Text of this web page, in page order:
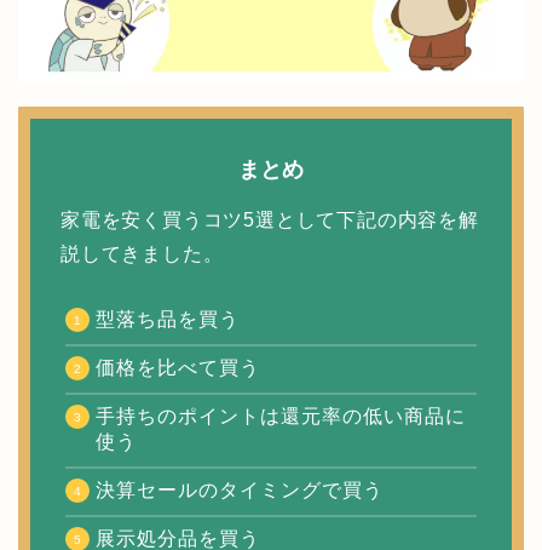
まとめ
家電を安く買うコツ5選として下記の内容を解
説してきました。
型落ち品を買う
価格を比べて買う
手持ちのポイントは還元率の低い商品に
使う
決算セールのタイミングで買う
展示処分品を買う